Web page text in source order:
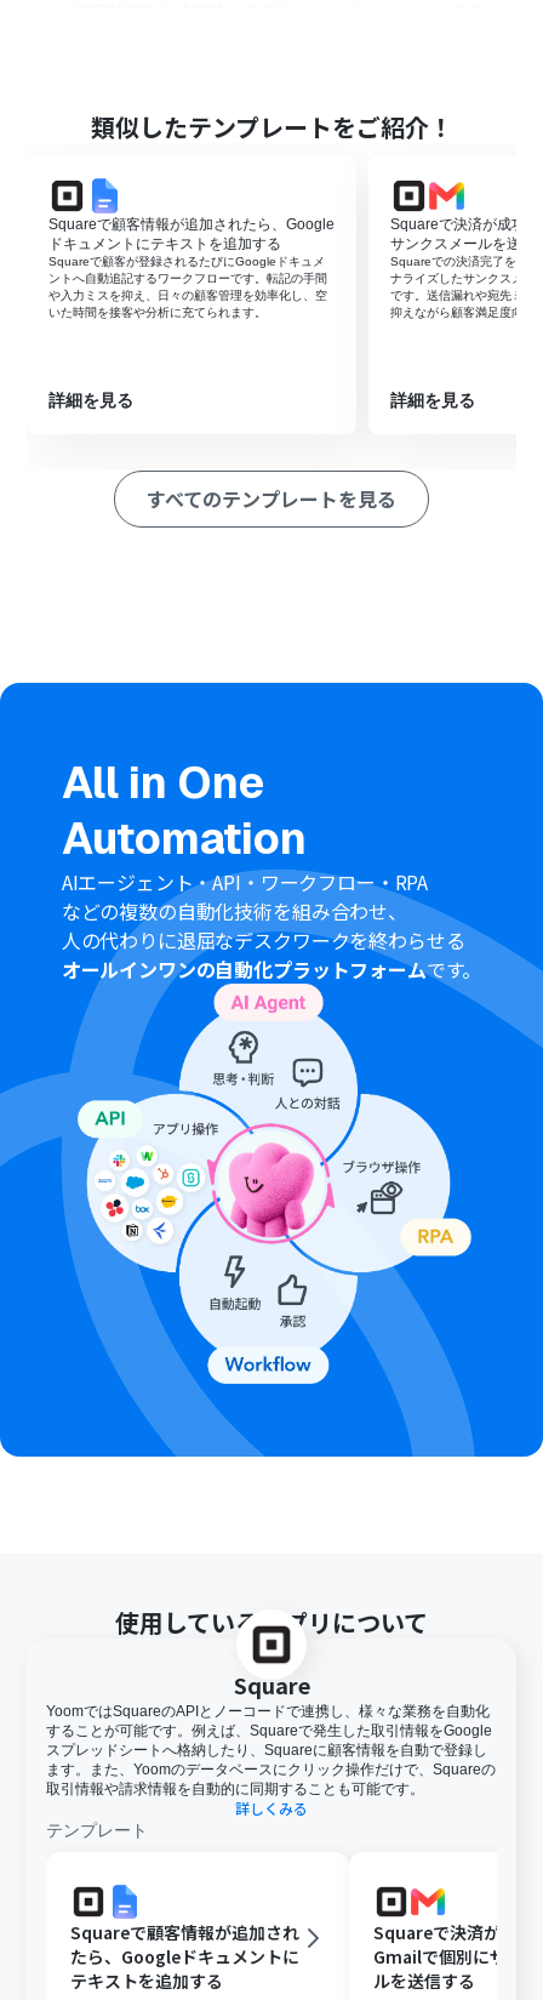
次に、トリガーでSquareを選択し、「予約が作成された
ら」というアクションを設定します。
得」アクションを設定し、予約情報に紐づく顧客データを
取得します。
最後に、オペレーションでNotionの「レコードを追加す
る」アクションを設定し、取得した予約情報や顧客情報を
データベースに追加します。
※「トリガー」：フロー起動のきっかけとなるアクション、「オ
■このワークフローのカスタムポイント
また、Squareから取得した情報（予約日時、サービス内
容、顧客名など）の中から、Notionのどの項目にどのデ
ータを追加するかを自由に設定できます。
類似したテンプレートをご紹介！
Squareで顧客情報が追加されたら、Google
ドキュメントにテキストを追加する
Squareで顧客が登録されるたびにGoogleドキュメ
ントへ自動追記するワークフローです。転記の手間
や入力ミスを抑え、日々の顧客管理を効率化し、空
いた時間を接客や分析に充てられます。
詳細を見る
Squareで決済が成功
サンクスメールを送信
Squareでの決済完了をき
ナライズしたサンクスメー
です。送信漏れや宛先ミス
抑えながら顧客満足度向上
詳細を見る
すべてのテンプレートを見る
All in One
Automation
AIエージェント・API・ワークフロー・RPA
などの複数の自動化技術を組み合わせ、
人の代わりに退屈なデスクワークを終わらせる
オールインワンの自動化プラットフォームです。
使用しているアプリについて
Square
YoomではSquareのAPIとノーコードで連携し、様々な業務を自動化
することが可能です。例えば、Squareで発生した取引情報をGoogle
スプレッドシートへ格納したり、Squareに顧客情報を自動で登録し
ます。また、Yoomのデータベースにクリック操作だけで、Squareの
取引情報や請求情報を自動的に同期することも可能です。
詳しくみる
テンプレート
Squareで顧客情報が追加され
たら、Googleドキュメントに
テキストを追加する
Squareで決済が成功
Gmailで個別にサン
ルを送信する